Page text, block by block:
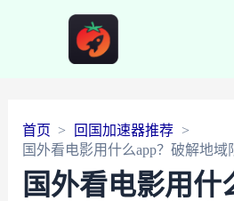
首页
回国加速器推荐
国外看电影用什么app？破解地
国外看电影用什